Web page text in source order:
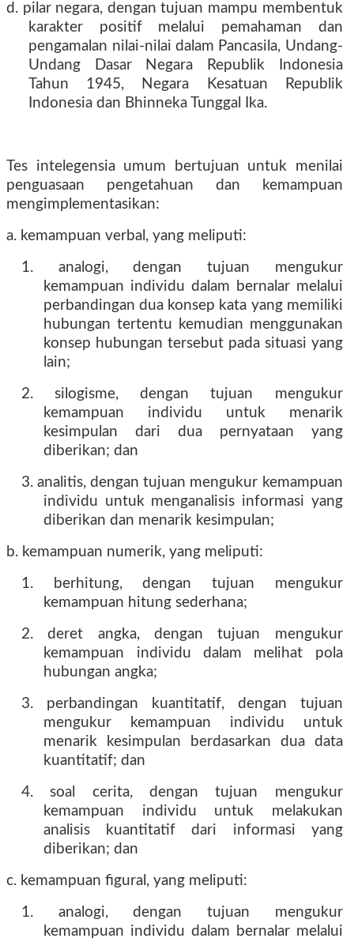
d. pilar negara, dengan tujuan mampu membentuk
karakter positif melalui pemahaman dan
pengamalan nilai-nilai dalam Pancasila, Undang-
Undang Dasar Negara Republik Indonesia
Tahun 1945, Negara Kesatuan Republik
Indonesia dan Bhinneka Tunggal Ika.
Tes intelegensia umum bertujuan untuk menilai
penguasaan pengetahuan dan kemampuan
mengimplementasikan:
a. kemampuan verbal, yang meliputi:
1. analogi, dengan tujuan mengukur
kemampuan individu dalam bernalar melalui
perbandingan dua konsep kata yang memiliki
hubungan tertentu kemudian menggunakan
konsep hubungan tersebut pada situasi yang
lain;
2. silogisme, dengan tujuan mengukur
kemampuan individu untuk menarik
kesimpulan dari dua pernyataan yang
diberikan; dan
3. analitis, dengan tujuan mengukur kemampuan
individu untuk menganalisis informasi yang
diberikan dan menarik kesimpulan;
b. kemampuan numerik, yang meliputi:
1. berhitung, dengan tujuan mengukur
kemampuan hitung sederhana;
2. deret angka, dengan tujuan mengukur
kemampuan individu dalam melihat pola
hubungan angka;
3. perbandingan kuantitatif, dengan tujuan
mengukur kemampuan individu untuk
menarik kesimpulan berdasarkan dua data
kuantitatif; dan
4. soal cerita, dengan tujuan mengukur
kemampuan individu untuk melakukan
analisis kuantitatif dari informasi yang
diberikan; dan
c. kemampuan figural, yang meliputi:
1. analogi, dengan tujuan mengukur
kemampuan individu dalam bernalar melalui